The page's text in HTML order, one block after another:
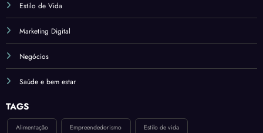
Estilo de Vida
Marketing Digital
Negócios
Saúde e bem estar
TAGS
Alimentação Empreendedorismo Estilo de vida